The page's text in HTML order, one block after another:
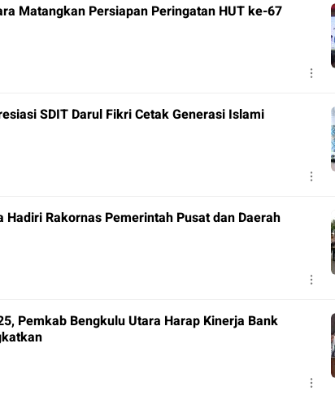
Matangkan Persiapan Peringatan HUT ke-67
SDIT Darul Fikri Cetak Generasi Islami
Hadiri Rakornas Pemerintah Pusat dan Daerah
Pemkab Bengkulu Utara Harap Kinerja Bank